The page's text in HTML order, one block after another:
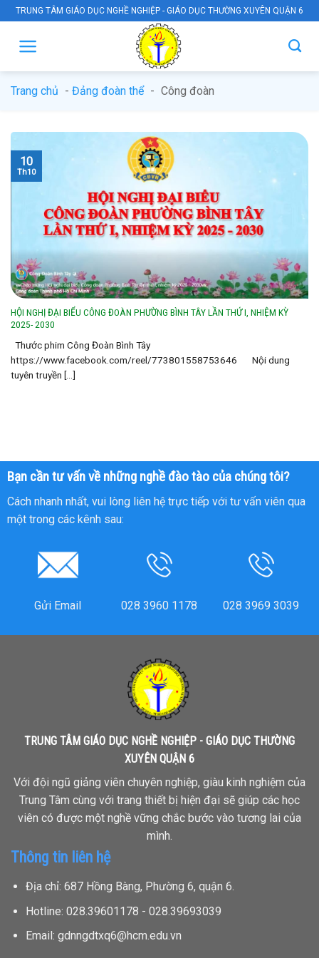
Skip
to
content
TRUNG TÂM GIÁO DỤC NGHỀ NGHIỆP - GIÁO DỤC THƯỜNG XUYÊN QUẬN 6
Trang chủ - Đảng đoàn thể - Công đoàn
HỘI NGHỊ ĐẠI BIỂU CÔNG ĐOÀN PHƯỜNG BÌNH TÂY LẦN THỨ I, NHIỆM KỲ
2025- 2030
Thước phim Công Đoàn Bình Tây
https://www.facebook.com/reel/773801558753646 Nội dung
tuyên truyền [...]
10
Th10
Bạn cần tư vấn về những nghề đào tào của chúng tôi?
Cách nhanh nhất, vui lòng liên hệ trực tiếp với tư vấn viên qua
một trong các kênh sau:
Gửi Email 028 3960 1178 028 3969 3039
TRUNG TÂM GIÁO DỤC NGHỀ NGHIỆP - GIÁO DỤC THƯỜNG
XUYÊN QUẬN 6
Với đội ngũ giảng viên chuyên nghiệp, giàu kinh nghiệm của
Trung Tâm cùng với trang thiết bị hiện đại sẽ giúp các học
viên có được một nghề vững chắc bước vào tương lai của
mình.
Thông tin liên hệ
Địa chỉ: 687 Hồng Bàng, Phường 6, quận 6.
Hotline: 028.39601178 - 028.39693039
Email: gdnngdtxq6@hcm.edu.vn